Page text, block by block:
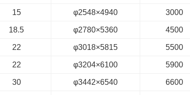
15 φ2548×4940 3000
18.5 φ2780×5360 4500
22 φ3018×5815 5500
22 φ3204×6100 5900
30 φ3442×6540 6600